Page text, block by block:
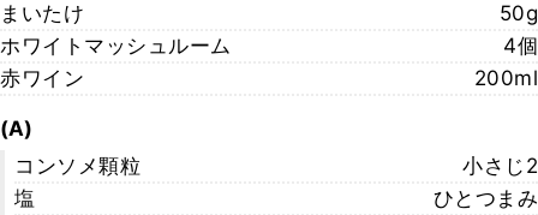
まいたけ
50g
ホワイトマッシュルーム
4個
赤ワイン
200ml
(A)
コンソメ顆粒
小さじ2
塩
ひとつまみ